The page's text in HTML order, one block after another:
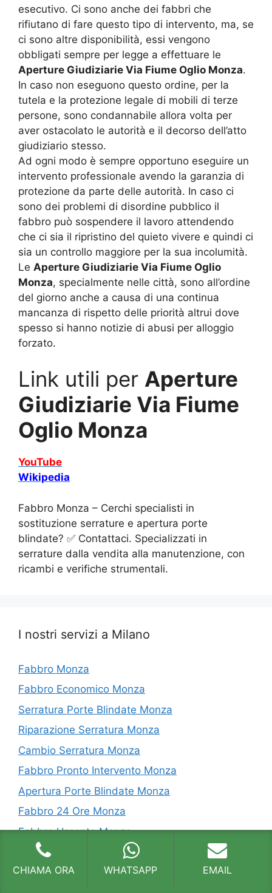
esecutivo. Ci sono anche dei fabbri che
rifiutano di fare questo tipo di intervento, ma, se
ci sono altre disponibilità, essi vengono
obbligati sempre per legge a effettuare le
Aperture Giudiziarie Via Fiume Oglio Monza.
In caso non eseguono questo ordine, per la
tutela e la protezione legale di mobili di terze
persone, sono condannabile allora volta per
aver ostacolato le autorità e il decorso dell’atto
giudiziario stesso.
Ad ogni modo è sempre opportuno eseguire un
intervento professionale avendo la garanzia di
protezione da parte delle autorità. In caso ci
sono dei problemi di disordine pubblico il
fabbro può sospendere il lavoro attendendo
che ci sia il ripristino del quieto vivere e quindi ci
sia un controllo maggiore per la sua incolumità.
Le Aperture Giudiziarie Via Fiume Oglio
Monza, specialmente nelle città, sono all’ordine
del giorno anche a causa di una continua
mancanza di rispetto delle priorità altrui dove
spesso si hanno notizie di abusi per alloggio
forzato.
Link utili per Aperture
Giudiziarie Via Fiume
Oglio Monza
YouTube
Wikipedia
Fabbro Monza – Cerchi specialisti in
sostituzione serrature e apertura porte
blindate? ✅ Contattaci. Specializzati in
serrature dalla vendita alla manutenzione, con
ricambi e verifiche strumentali.
I nostri servizi a Milano
Fabbro Monza
Fabbro Economico Monza
Serratura Porte Blindate Monza
Riparazione Serratura Monza
Cambio Serratura Monza
Fabbro Pronto Intervento Monza
Apertura Porte Blindate Monza
Fabbro 24 Ore Monza
Fabbro Urgente Monza
Aperture Giudiziarie Monza
CHIAMA ORA WHATSAPP EMAIL